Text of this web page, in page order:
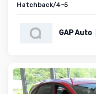
Hatchback/4-5
GAP Auto